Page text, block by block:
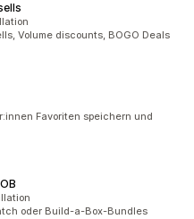
Volume discounts, BOGO Deals
Favoriten speichern und
oder Build-a-Box-Bundles